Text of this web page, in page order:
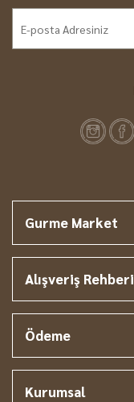
Gurme Market
Alışveriş Rehberi
Ödeme
Kurumsal